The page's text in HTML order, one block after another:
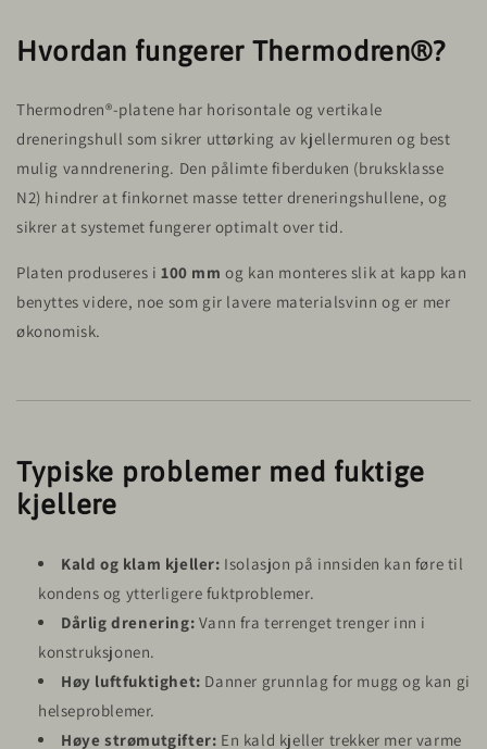
Hvordan fungerer Thermodren®?
Thermodren®-platene har horisontale og vertikale
dreneringshull som sikrer uttørking av kjellermuren og best
mulig vanndrenering. Den pålimte fiberduken (bruksklasse
N2) hindrer at finkornet masse tetter dreneringshullene, og
sikrer at systemet fungerer optimalt over tid.
Platen produseres i 100 mm og kan monteres slik at kapp kan
benyttes videre, noe som gir lavere materialsvinn og er mer
økonomisk.
Typiske problemer med fuktige
kjellere
Kald og klam kjeller: Isolasjon på innsiden kan føre til
kondens og ytterligere fuktproblemer.
Dårlig drenering: Vann fra terrenget trenger inn i
konstruksjonen.
Høy luftfuktighet: Danner grunnlag for mugg og kan gi
helseproblemer.
Høye strømutgifter: En kald kjeller trekker mer varme